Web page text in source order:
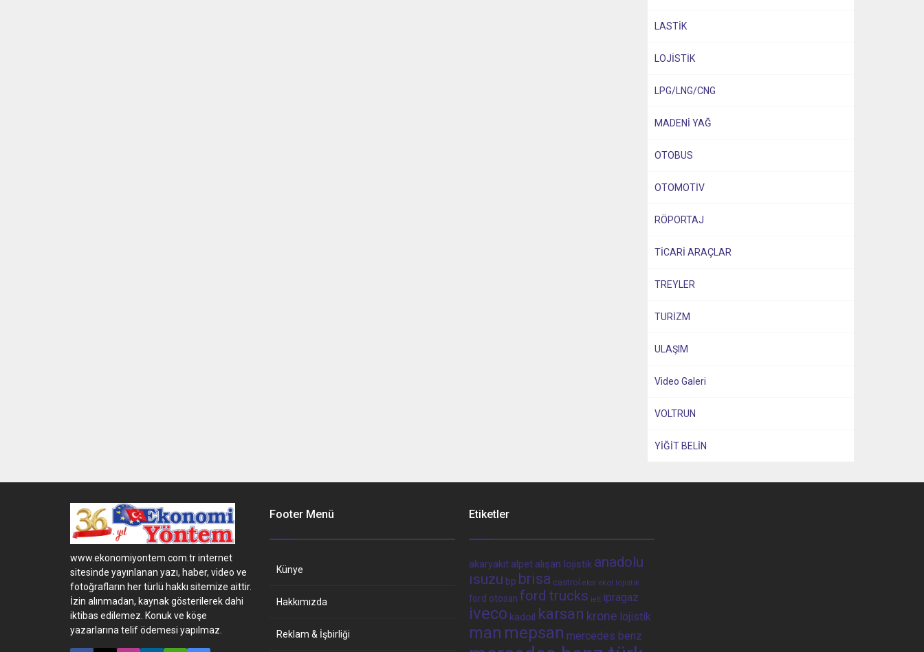
LASTİK
LOJİSTİK
LPG/LNG/CNG
MADENİ YAĞ
OTOBUS
OTOMOTİV
RÖPORTAJ
TİCARİ ARAÇLAR
TREYLER
TURİZM
ULAŞIM
Video Galeri
VOLTRUN
YİĞİT BELİN
www.ekonomiyontem.com.tr internet
sitesinde yayınlanan yazı, haber, video ve
fotoğrafların her türlü hakkı sitemize aittir.
İzin alınmadan, kaynak gösterilerek dahi
iktibas edilemez. Konuk ve köşe
yazarlarına telif ödemesi yapılmaz.
Footer Menü
Künye
Hakkımızda
Reklam & İşbirliği
Etiketler
akaryakıt alpet alışan lojistik anadolu
ısuzu bp brisa castrol ekol ekol lojistik
ford otosan ford trucks iett ipragaz
iveco kadoil karsan krone lojistik
man mepsan mercedes benz